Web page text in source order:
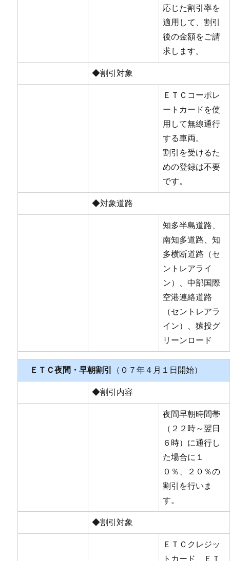
応じた割引率を
適用して、割引
後の金額をご請
求します。
◆割引対象
ＥＴＣコーポレ
ートカードを使
用して無線通行
する車両。
割引を受けるた
めの登録は不要
です。
◆対象道路
知多半島道路、
南知多道路、知
多横断道路（セ
ントレアライ
ン）、中部国際
空港連絡道路
（セントレアラ
イン）、猿投グ
リーンロード
ＥＴＣ夜間・早朝割引 （０７年４月１日開始）
◆割引内容
夜間早朝時間帯
（２２時～翌日
６時）に通行し
た場合に１
０％、２０％の
割引を行いま
す。
◆割引対象
ＥＴＣクレジッ
トカード、ＥＴ